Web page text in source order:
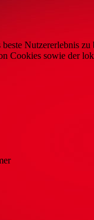
Nutzererlebnis
Cookies sowie der